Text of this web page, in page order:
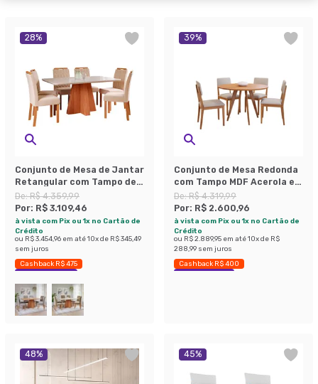
28%
Conjunto de Mesa de Jantar
Retangular com Tampo de
Vidro Off White Maite e 6
Cadeiras Paola Suede Nude
e Cinamomo
De:R$ 4.359,99
Por: R$ 3.109,46
à vista com Pix ou 1x no Cartão de
Crédito
ou R$ 3.454,96 em até10x de R$ 345,49
sem juros
Cashback R$ 475
Economize 28%
39%
Conjunto de Mesa Redonda
com Tampo MDF Acerola e 4
Cadeiras Sabiá Linho Bege
e Cinamomo
De:R$ 4.319,99
Por: R$ 2.600,96
à vista com Pix ou 1x no Cartão de
Crédito
ou R$ 2.889,95 em até10x de R$
288,99 sem juros
Cashback R$ 400
Economize 39%
48% 45%